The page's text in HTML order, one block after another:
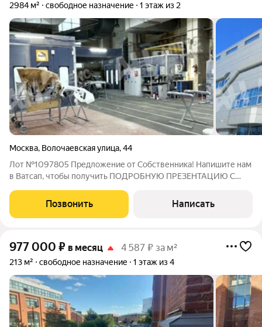
2984 м² свободное назначение 1 этаж из 2
Москва, Волочаевская улица,44
Лот №1097805 Предложение от Собственника! Напишите нам
в Ватсап, чтобы получить ПОДРОБНУЮ ПРЕЗЕНТАЦИЮ С
помещение под автосервис площадью 2984.4 кв.м.
Помещение в двух уровнях: - 1-й этаж 1521,5 м.кв.
Позвонить Написать
977 000 ₽ в месяц 4 587 ₽ за м²
213 м² свободное назначение 1 этаж из 4